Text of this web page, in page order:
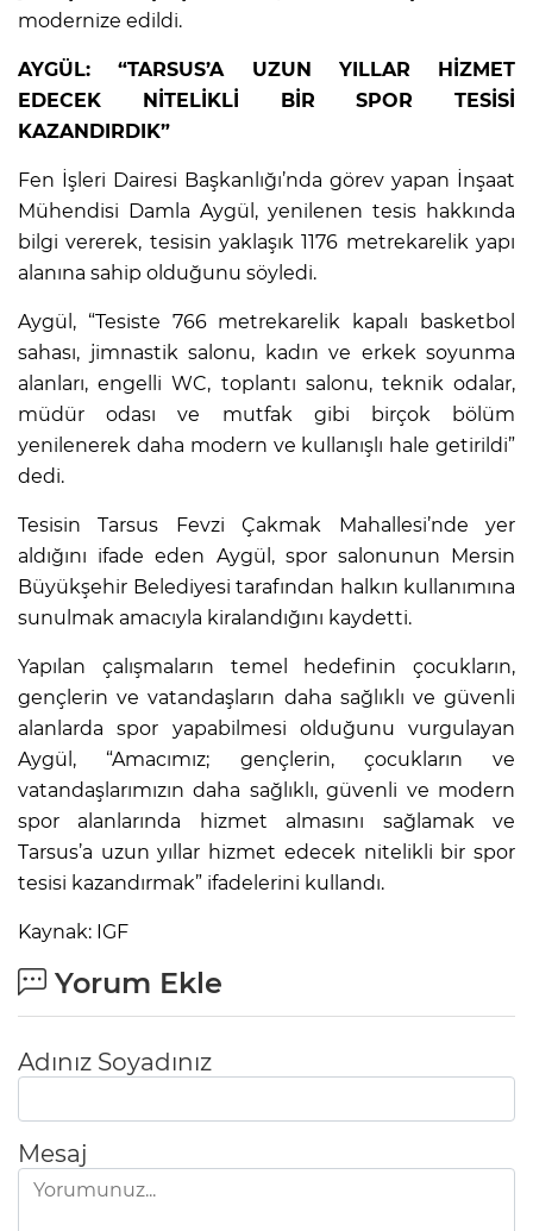
modernize edildi.
AYGÜL: “TARSUS’A UZUN YILLAR HİZMET
EDECEK NİTELİKLİ BİR SPOR TESİSİ
KAZANDIRDIK”
Fen İşleri Dairesi Başkanlığı’nda görev yapan İnşaat
Mühendisi Damla Aygül, yenilenen tesis hakkında
bilgi vererek, tesisin yaklaşık 1176 metrekarelik yapı
alanına sahip olduğunu söyledi.
Aygül, “Tesiste 766 metrekarelik kapalı basketbol
sahası, jimnastik salonu, kadın ve erkek soyunma
alanları, engelli WC, toplantı salonu, teknik odalar,
müdür odası ve mutfak gibi birçok bölüm
yenilenerek daha modern ve kullanışlı hale getirildi”
dedi.
Tesisin Tarsus Fevzi Çakmak Mahallesi’nde yer
aldığını ifade eden Aygül, spor salonunun Mersin
Büyükşehir Belediyesi tarafından halkın kullanımına
sunulmak amacıyla kiralandığını kaydetti.
Yapılan çalışmaların temel hedefinin çocukların,
gençlerin ve vatandaşların daha sağlıklı ve güvenli
alanlarda spor yapabilmesi olduğunu vurgulayan
Aygül, “Amacımız; gençlerin, çocukların ve
vatandaşlarımızın daha sağlıklı, güvenli ve modern
spor alanlarında hizmet almasını sağlamak ve
Tarsus’a uzun yıllar hizmet edecek nitelikli bir spor
tesisi kazandırmak” ifadelerini kullandı.
Kaynak: IGF
Yorum Ekle
Adınız Soyadınız
Mesaj